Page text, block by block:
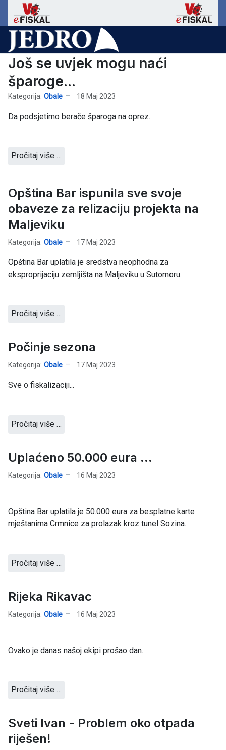
Još se uvjek mogu naći
šparoge...
Kategorija: Obale 18 Maj 2023
Da podsjetimo berače šparoga na oprez.
Pročitaj više …
Opština Bar ispunila sve svoje
obaveze za relizaciju projekta na
Maljeviku
Kategorija: Obale 17 Maj 2023
Opština Bar uplatila je sredstva neophodna za
eksproprijaciju zemljišta na Maljeviku u Sutomoru.
Pročitaj više …
Počinje sezona
Kategorija: Obale 17 Maj 2023
Sve o fiskalizaciji...
Pročitaj više …
Uplaćeno 50.000 eura ...
Kategorija: Obale 16 Maj 2023
Opština Bar uplatila je 50.000 eura za besplatne karte
mještanima Crmnice za prolazak kroz tunel Sozina.
Pročitaj više …
Rijeka Rikavac
Kategorija: Obale 16 Maj 2023
Ovako je danas našoj ekipi prošao dan.
Pročitaj više …
Sveti Ivan - Problem oko otpada
riješen!